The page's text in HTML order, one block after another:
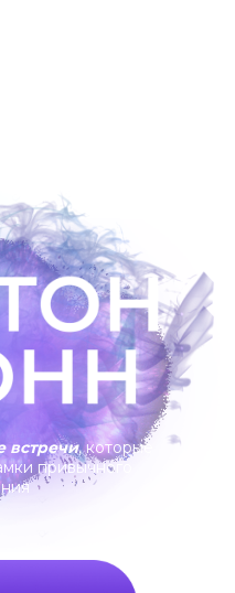
встречи, которые
привычного